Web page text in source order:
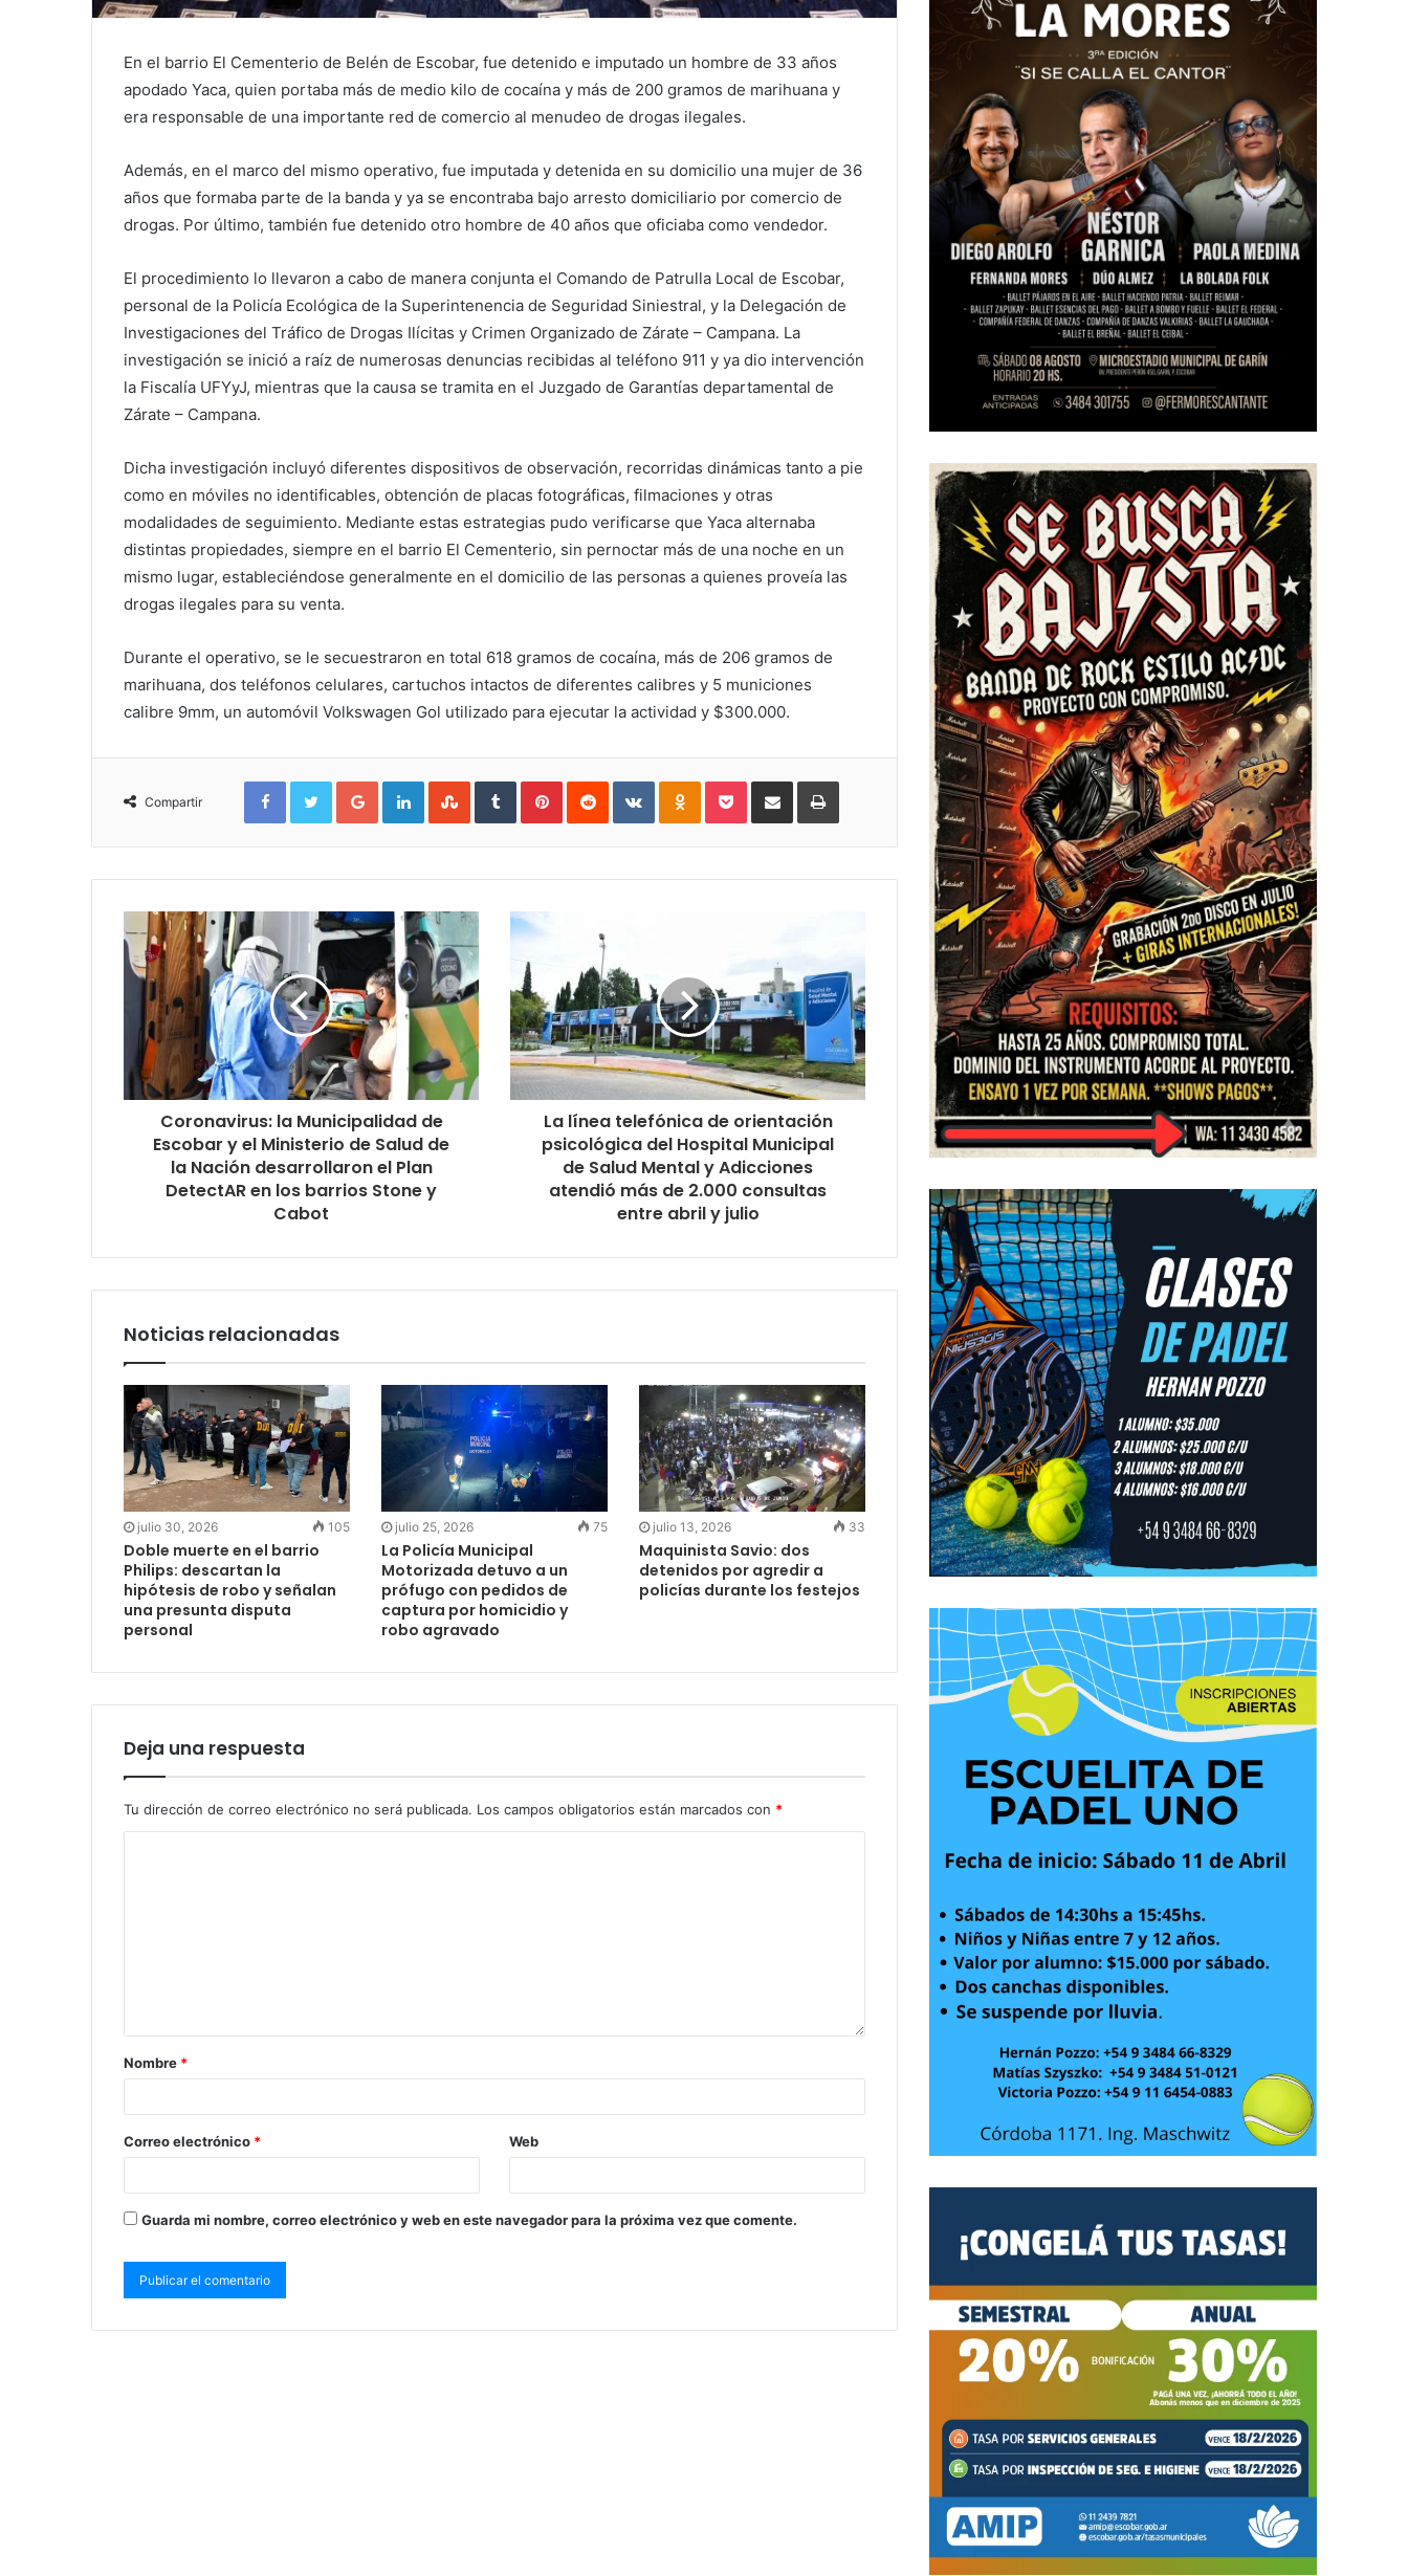
En el barrio El Cementerio de Belén de Escobar, fue detenido e imputado un hombre de 33 años
apodado Yaca, quien portaba más de medio kilo de cocaína y más de 200 gramos de marihuana y
era responsable de una importante red de comercio al menudeo de drogas ilegales.
Además, en el marco del mismo operativo, fue imputada y detenida en su domicilio una mujer de 36
años que formaba parte de la banda y ya se encontraba bajo arresto domiciliario por comercio de
drogas. Por último, también fue detenido otro hombre de 40 años que oficiaba como vendedor.
El procedimiento lo llevaron a cabo de manera conjunta el Comando de Patrulla Local de Escobar,
personal de la Policía Ecológica de la Superintenencia de Seguridad Siniestral, y la Delegación de
Investigaciones del Tráfico de Drogas Ilícitas y Crimen Organizado de Zárate – Campana. La
investigación se inició a raíz de numerosas denuncias recibidas al teléfono 911 y ya dio intervención
la Fiscalía UFYyJ, mientras que la causa se tramita en el Juzgado de Garantías departamental de
Zárate – Campana.
Dicha investigación incluyó diferentes dispositivos de observación, recorridas dinámicas tanto a pie
como en móviles no identificables, obtención de placas fotográficas, filmaciones y otras
modalidades de seguimiento. Mediante estas estrategias pudo verificarse que Yaca alternaba
distintas propiedades, siempre en el barrio El Cementerio, sin pernoctar más de una noche en un
mismo lugar, estableciéndose generalmente en el domicilio de las personas a quienes proveía las
drogas ilegales para su venta.
Durante el operativo, se le secuestraron en total 618 gramos de cocaína, más de 206 gramos de
marihuana, dos teléfonos celulares, cartuchos intactos de diferentes calibres y 5 municiones
calibre 9mm, un automóvil Volkswagen Gol utilizado para ejecutar la actividad y $300.000.
Compartir
FacebookTwitterGoogle+LinkedInStumbleUpon
TumblrPinterestReddit VKontakteOdnoklassniki
PocketShare
Email
Print
Coronavirus: la Municipalidad de
Escobar y el Ministerio de Salud de
la Nación desarrollaron el Plan
DetectAR en los barrios Stone y
Cabot
La línea telefónica de orientación
psicológica del Hospital Municipal
de Salud Mental y Adicciones
atendió más de 2.000 consultas
entre abril y julio
Noticias relacionadas
julio 30, 2026 105
Doble muerte en el barrio
Philips: descartan la
hipótesis de robo y señalan
una presunta disputa
personal
julio 25, 2026 75
La Policía Municipal
Motorizada detuvo a un
prófugo con pedidos de
captura por homicidio y
robo agravado
julio 13, 2026 33
Maquinista Savio: dos
detenidos por agredir a
policías durante los festejos
Deja una respuesta
Tu dirección de correo electrónico no será publicada. Los campos obligatorios están marcados con *
Nombre *
Correo electrónico * Web
Guarda mi nombre, correo electrónico y web en este navegador para la próxima vez que comente.